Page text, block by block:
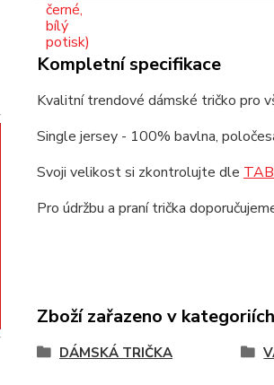
Kompletní specifikace
Kvalitní trendové dámské tričko pro
Single jersey - 100% bavlna,
Svoji velikost si zkontrolujte dle
Pro údržbu a praní trička
Zboží zařazeno v kategoriích
DÁMSKÁ TRIČKA